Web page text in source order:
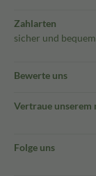
Zahlarten
sicher und bequem
Bewerte uns
Vertraue unserem
Folge uns